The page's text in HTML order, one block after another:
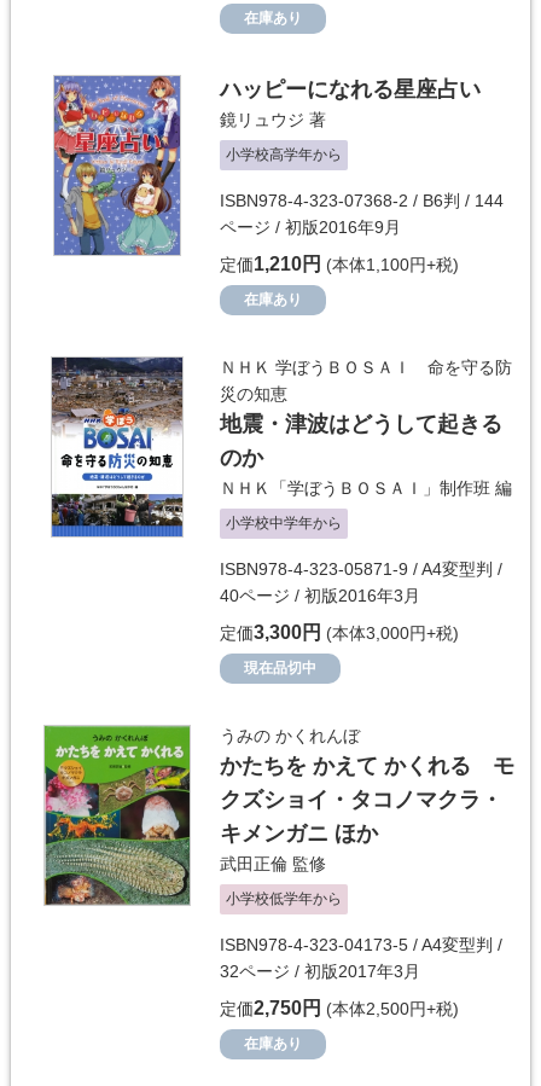
在庫あり
ハッピーになれる星座占い
鏡リュウジ 著
小学校高学年から
ISBN978-4-323-07368-2 / B6判 / 144
ページ / 初版2016年9月
定価1,210円 (本体1,100円+税)
在庫あり
ＮＨＫ 学ぼうＢＯＳＡＩ 命を守る防
災の知恵
地震・津波はどうして起きる
のか
ＮＨＫ「学ぼうＢＯＳＡＩ」制作班 編
小学校中学年から
ISBN978-4-323-05871-9 / A4変型判 /
40ページ / 初版2016年3月
定価3,300円 (本体3,000円+税)
現在品切中
うみの かくれんぼ
かたちを かえて かくれる モ
クズショイ・タコノマクラ・
キメンガニ ほか
武田正倫 監修
小学校低学年から
ISBN978-4-323-04173-5 / A4変型判 /
32ページ / 初版2017年3月
定価2,750円 (本体2,500円+税)
在庫あり